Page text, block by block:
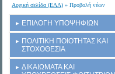
Αρχική σελίδα (ΕΛΛ) » Προβολή νέων
ΕΠΙΛΟΓΗ ΥΠΟΨΗΦΙΩΝ
ΠΟΛΙΤΙΚΗ ΠΟΙΟΤΗΤΑΣ ΚΑΙ
ΣΤΟΧΟΘΕΣΙΑ
ΔΙΚΑΙΩΜΑΤΑ ΚΑΙ